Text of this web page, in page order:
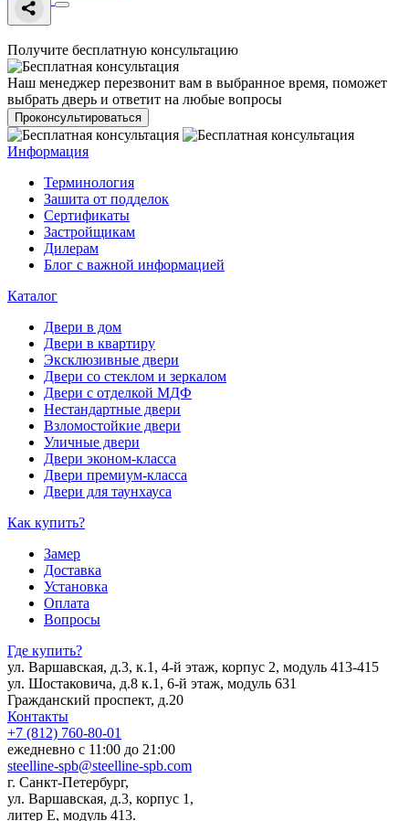
Получите бесплатную консультацию
Наш менеджер перезвонит вам в выбранное время, поможет
выбрать дверь и ответит на любые вопросы
Проконсультироваться
Информация
Терминология
Зашита от подделок
Сертификаты
Застройщикам
Дилерам
Блог с важной информацией
Каталог
Двери в дом
Двери в квартиру
Эксклюзивные двери
Двери со стеклом и зеркалом
Двери с отделкой МДФ
Нестандартные двери
Взломостойкие двери
Уличные двери
Двери эконом-класса
Двери премиум-класса
Двери для таунхауса
Как купить?
Замер
Доставка
Установка
Оплата
Вопросы
Где купить?
ул. Варшавская, д.3, к.1, 4-й этаж, корпус 2, модуль 413-415
ул. Шостаковича, д.8 к.1, 6-й этаж, модуль 631
Гражданский проспект, д.20
Контакты
+7 (812) 760-80-01
ежедневно с 11:00 до 21:00
steelline-spb@steelline-spb.com
г. Санкт-Петербург,
ул. Варшавская, д.3, корпус 1,
литер Е, модуль 413.